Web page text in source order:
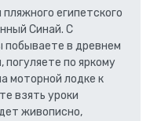
египетского
Синай. С
в древнем
по яркому
моторной лодке к
взять уроки
живописно,